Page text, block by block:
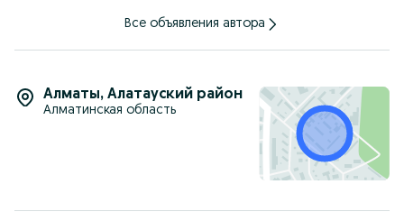
Все объявления автора
Алматы, Алатауский район
Алматинская область